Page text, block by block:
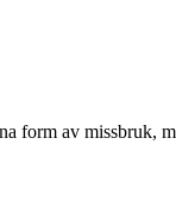
form av missbruk,